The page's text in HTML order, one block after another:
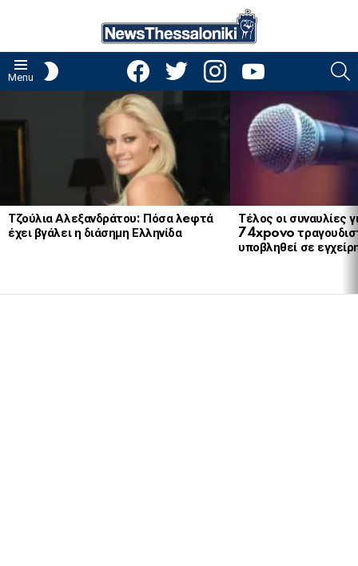
Menu
facebooktwitter instagramyoutube
Τζούλια Αλεξανδράτου: Πόσα λeφτά
έχει βγάλει η διάσημη Ελληνίδα
Τέλος οι συναυλίες
74xpovo
υποβληθεί σε